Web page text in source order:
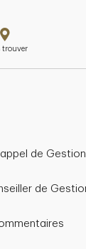
trouver
de
de